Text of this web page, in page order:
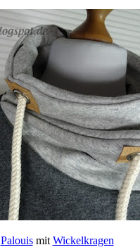
Palouismit Wickelkragen